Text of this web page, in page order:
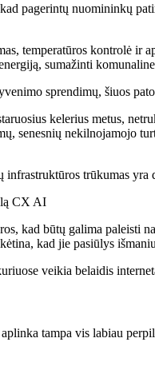
pagerintų nuomininkų
temperatūros kontrolė
sumažinti
sprendimų, šiuos
kelerius metus,
senesnių nekilnojamojo
infrastruktūros trūkumas
kad būtų galima paleisti
kad jie pasiūlys
veikia belaidis
tampa vis labiau